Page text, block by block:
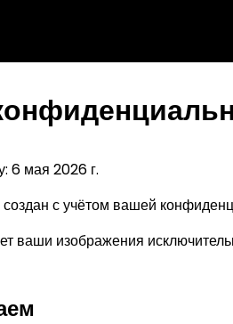
6 мая 2026 г.
с учётом вашей
ваши изображения